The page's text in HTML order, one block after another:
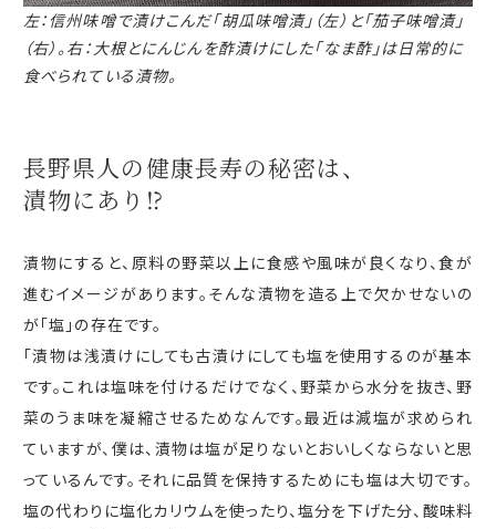
左：信州味噌で漬けこんだ「胡瓜味噌漬」（左）と「茄子味噌漬」
（右）。右：大根とにんじんを酢漬けにした「なま酢」は日常的に
食べられている漬物。
長野県人の健康長寿の秘密は、
漬物にあり⁉
漬物にすると、原料の野菜以上に食感や風味が良くなり、食が
進むイメージがあります。そんな漬物を造る上で欠かせないの
が「塩」の存在です。
「漬物は浅漬けにしても古漬けにしても塩を使用するのが基本
です。これは塩味を付けるだけでなく、野菜から水分を抜き、野
菜のうま味を凝縮させるためなんです。最近は減塩が求められ
ていますが、僕は、漬物は塩が足りないとおいしくならないと思
っているんです。それに品質を保持するためにも塩は大切です。
塩の代わりに塩化カリウムを使ったり、塩分を下げた分、酸味料